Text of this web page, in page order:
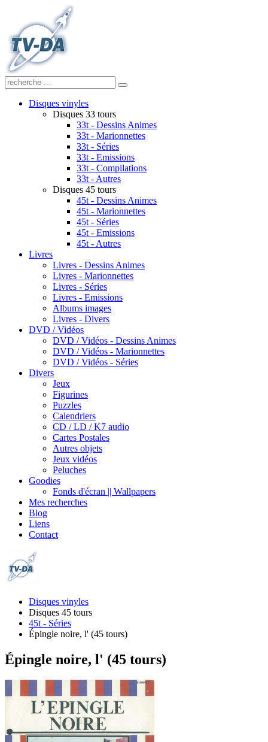
Disques vinyles
Disques 33 tours
33t - Dessins Animes
33t - Marionnettes
33t - Séries
33t - Emissions
33t - Compilations
33t - Autres
Disques 45 tours
45t - Dessins Animes
45t - Marionnettes
45t - Séries
45t - Emissions
45t - Autres
Livres
Livres - Dessins Animes
Livres - Marionnettes
Livres - Séries
Livres - Emissions
Albums images
Livres - Divers
DVD / Vidéos
DVD / Vidéos - Dessins Animes
DVD / Vidéos - Marionnettes
DVD / Vidéos - Séries
Divers
Jeux
Figurines
Puzzles
Calendriers
CD / LD / K7 audio
Cartes Postales
Autres objets
Jeux vidéos
Peluches
Goodies
Fonds d'écran || Wallpapers
Mes recherches
Blog
Liens
Contact
Disques vinyles
Disques 45 tours
45t - Séries
Épingle noire, l' (45 tours)
Épingle noire, l' (45 tours)